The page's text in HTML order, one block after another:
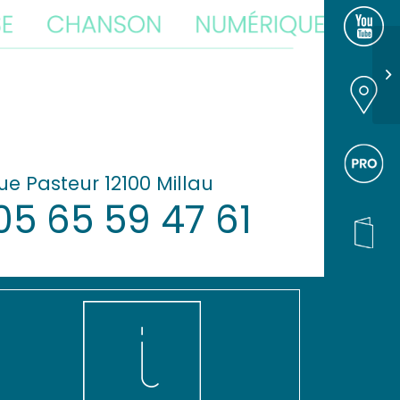
NOUS
PROS
Pasteur 12100 Millau
65 59 47 61